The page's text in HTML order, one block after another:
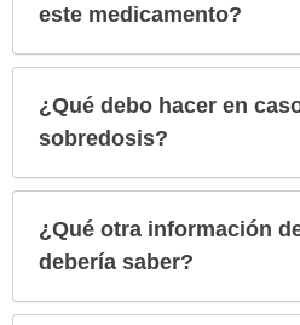
este medicamento?
¿Qué debo hacer en
sobredosis?
¿Qué otra información
debería saber?